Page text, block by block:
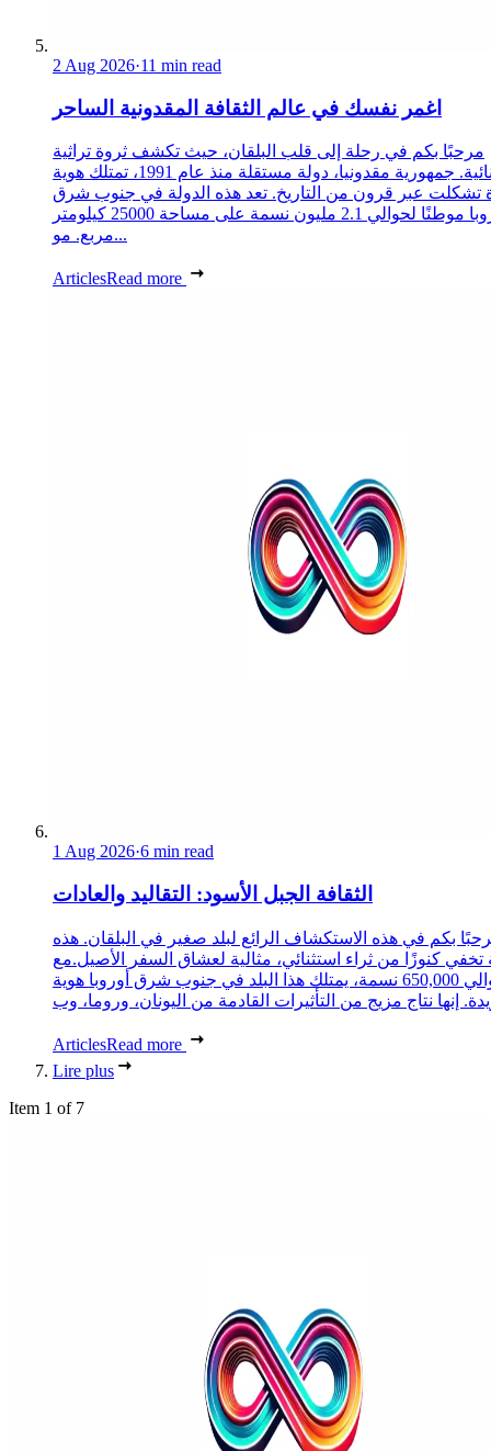
2 Aug 2026·11 min read
اغمر نفسك في عالم الثقافة المقدونية الساحر
مرحبًا بكم في رحلة إلى قلب البلقان، حيث تكشف ثروة تراثية
استثنائية. جمهورية مقدونيا، دولة مستقلة منذ عام 1991، تمتلك هوية
تشكلت عبر قرون من التاريخ. تعد هذه الدولة في جنوب شرق
أوروبا موطنًا لحوالي 2.1 مليون نسمة على مساحة 25000 كيلومتر
مربع. مو...
ArticlesRead more
1 Aug 2026·6 min read
الثقافة الجبل الأسود: التقاليد والعادات
بكم في هذه الاستكشاف الرائع لبلد صغير في البلقان. هذه
تخفي كنوزًا من ثراء استثنائي، مثالية لعشاق السفر الأصيل.مع
حوالي 650,000 نسمة، يمتلك هذا البلد في جنوب شرق أوروبا هوية
ArticlesRead more
Lire plus
Item 1 of 7